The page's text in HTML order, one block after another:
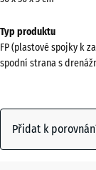
Zobrazit
paletu
Etna(active)
pro
dopravu
500
Typ produktu
FP (plastové spojky k
spodní strana s
Přidat k